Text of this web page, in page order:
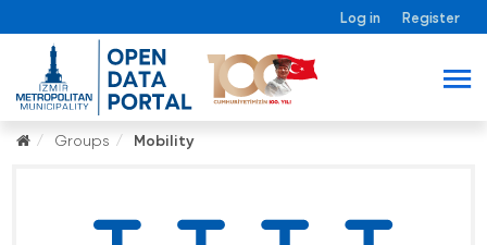
Log in Register
Groups Mobility